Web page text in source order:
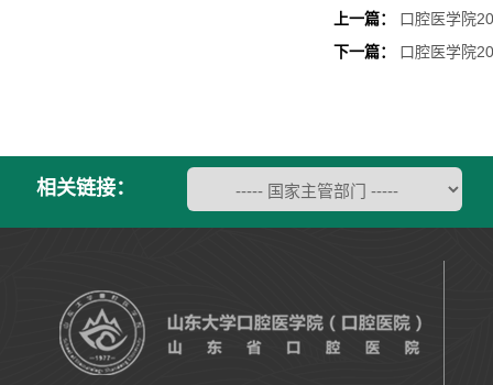
上一篇：
口腔医学院
下一篇：
口腔医学院
相关链接：